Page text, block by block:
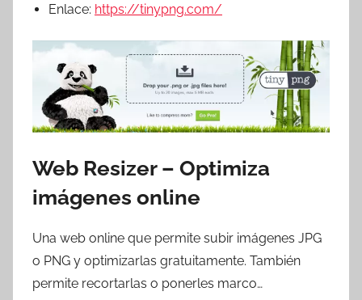
Enlace: https://tinypng.com/
Web Resizer – Optimiza
imágenes online
Una web online que permite subir imágenes JPG
o PNG y optimizarlas gratuitamente. También
permite recortarlas o ponerles marco…